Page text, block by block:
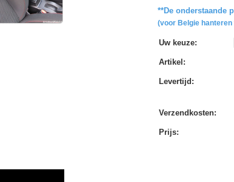
**De onderstaande
(voor Belgie
Uw keuze:
Artikel :
Levertijd :
Verzendkosten:
Prijs: